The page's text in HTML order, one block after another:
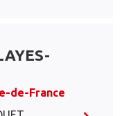
de-France